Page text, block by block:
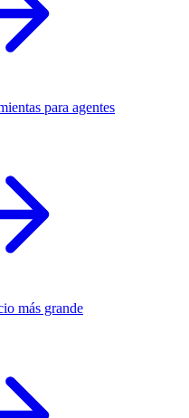
para agentes
más grande